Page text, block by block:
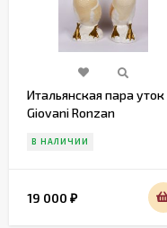
Итальянская пара уток
Giovani Ronzan
В НАЛИЧИИ
19 000 ₽